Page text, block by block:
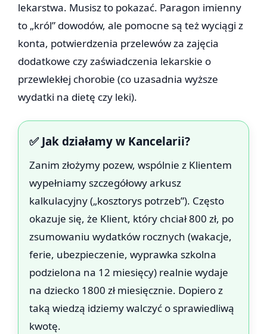
lekarstwa. Musisz to pokazać. Paragon imienny
to „król” dowodów, ale pomocne są też wyciągi z
konta, potwierdzenia przelewów za zajęcia
dodatkowe czy zaświadczenia lekarskie o
przewlekłej chorobie (co uzasadnia wyższe
wydatki na dietę czy leki).
✅ Jak działamy w Kancelarii?
Zanim złożymy pozew, wspólnie z Klientem
wypełniamy szczegółowy arkusz
kalkulacyjny („kosztorys potrzeb”). Często
okazuje się, że Klient, który chciał 800 zł, po
zsumowaniu wydatków rocznych (wakacje,
ferie, ubezpieczenie, wyprawka szkolna
podzielona na 12 miesięcy) realnie wydaje
na dziecko 1800 zł miesięcznie. Dopiero z
taką wiedzą idziemy walczyć o sprawiedliwą
kwotę.